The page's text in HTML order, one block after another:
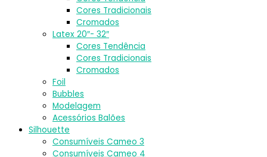
Cores Tradicionais
Cromados
Latex 20″- 32″
Cores Tendência
Cores Tradicionais
Cromados
Foil
Bubbles
Modelagem
Acessórios Balões
Silhouette
Consumíveis Cameo 3
Consumíveis Cameo 4